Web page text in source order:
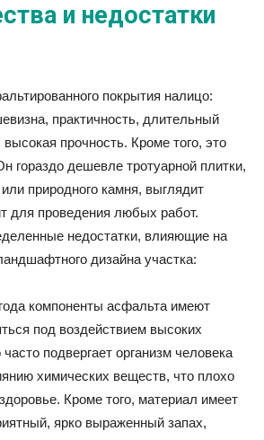
и недостатки
покрытия налицо:
практичность, длительный
прочность. Кроме того, это
гораздо дешевле тротуарной плитки,
природного камня, выглядит
для проведения любых работ.
недостатки, влияющие на
дизайна участка:
компоненты асфальта имеют
под воздействием высоких
подвергает организм человека
химических веществ, что плохо
Кроме того, материал имеет
ярко выраженный запах,